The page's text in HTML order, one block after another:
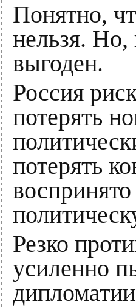
Понятно,
нельзя. Но,
выгоден.
Россия
потерять
потерять
Резко
усиленно